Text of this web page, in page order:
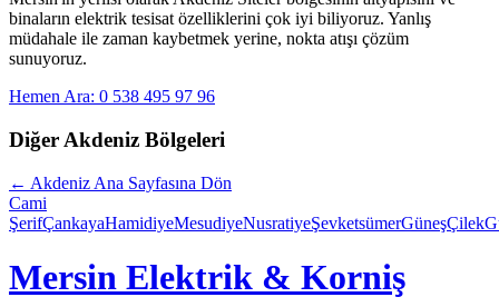
binaların elektrik tesisat özelliklerini çok iyi biliyoruz. Yanlış
müdahale ile zaman kaybetmek yerine, nokta atışı çözüm
sunuyoruz.
Hemen Ara: 0 538 495 97 96
Diğer Akdeniz Bölgeleri
← Akdeniz Ana Sayfasına Dön
Cami
ŞerifÇankayaHamidiyeMesudiyeNusratiyeŞevketsümerGüneşÇilek
Mersin Elektrik & Korniş